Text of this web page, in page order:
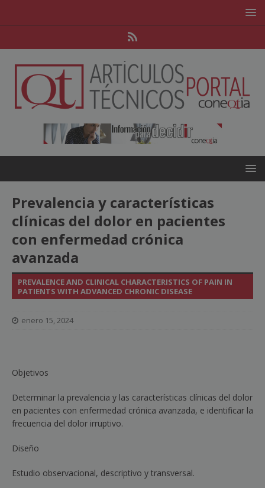
Prevalencia y características
clínicas del dolor en pacientes
con enfermedad crónica
avanzada
PREVALENCE AND CLINICAL CHARACTERISTICS OF PAIN IN
PATIENTS WITH ADVANCED CHRONIC DISEASE
enero 15, 2024
Objetivos
Determinar la prevalencia y las características clínicas del dolor
en pacientes con enfermedad crónica avanzada, e identificar la
frecuencia del dolor irruptivo.
Diseño
Estudio observacional, descriptivo y transversal.